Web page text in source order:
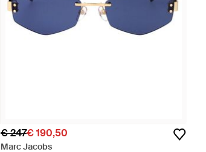
€ 247€ 190,50
Marc Jacobs